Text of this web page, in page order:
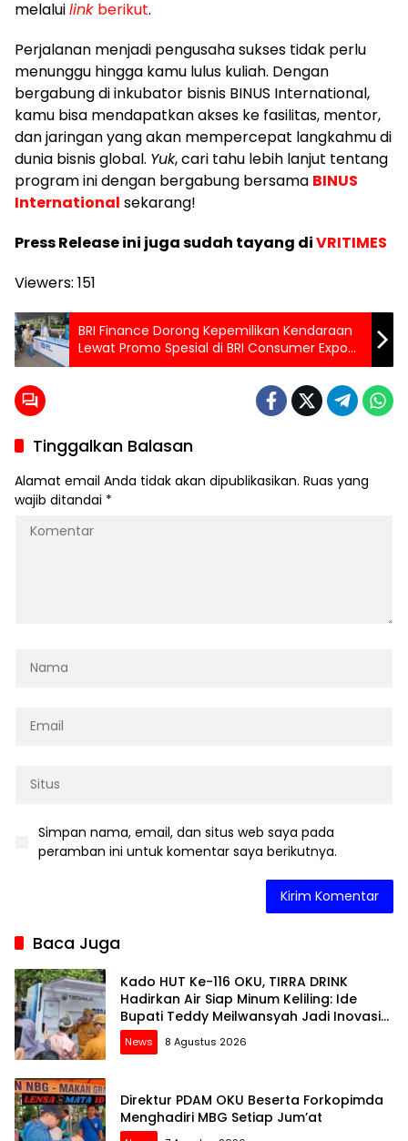
melaluilink berikut.
Perjalanan menjadi pengusaha sukses tidak perlu
menunggu hingga kamu lulus kuliah. Dengan
bergabung di inkubator bisnis BINUS International,
kamu bisa mendapatkan akses ke fasilitas, mentor,
dan jaringan yang akan mempercepat langkahmu di
dunia bisnis global. Yuk, cari tahu lebih lanjut tentang
program ini dengan bergabung bersama BINUS
International sekarang!
Press Release ini juga sudah tayang diVRITIMES
Viewers: 151
BRI Finance Dorong Kepemilikan Kendaraan
Lewat Promo Spesial di BRI Consumer Expo
2026 Goes to Kota Baru Parahyangan
Tinggalkan Balasan
Alamat email Anda tidak akan dipublikasikan. Ruas yang
wajib ditandai *
Simpan nama, email, dan situs web saya pada
peramban ini untuk komentar saya berikutnya.
Baca Juga
Kado HUT Ke-116 OKU, TIRRA DRINK
Hadirkan Air Siap Minum Keliling: Ide
Bupati Teddy Meilwansyah Jadi Inovasi
Perumda Untuk Melayani Masyarakat
OKU
News 8 Agustus 2026
Direktur PDAM OKU Beserta Forkopimda
Menghadiri MBG Setiap Jum’at